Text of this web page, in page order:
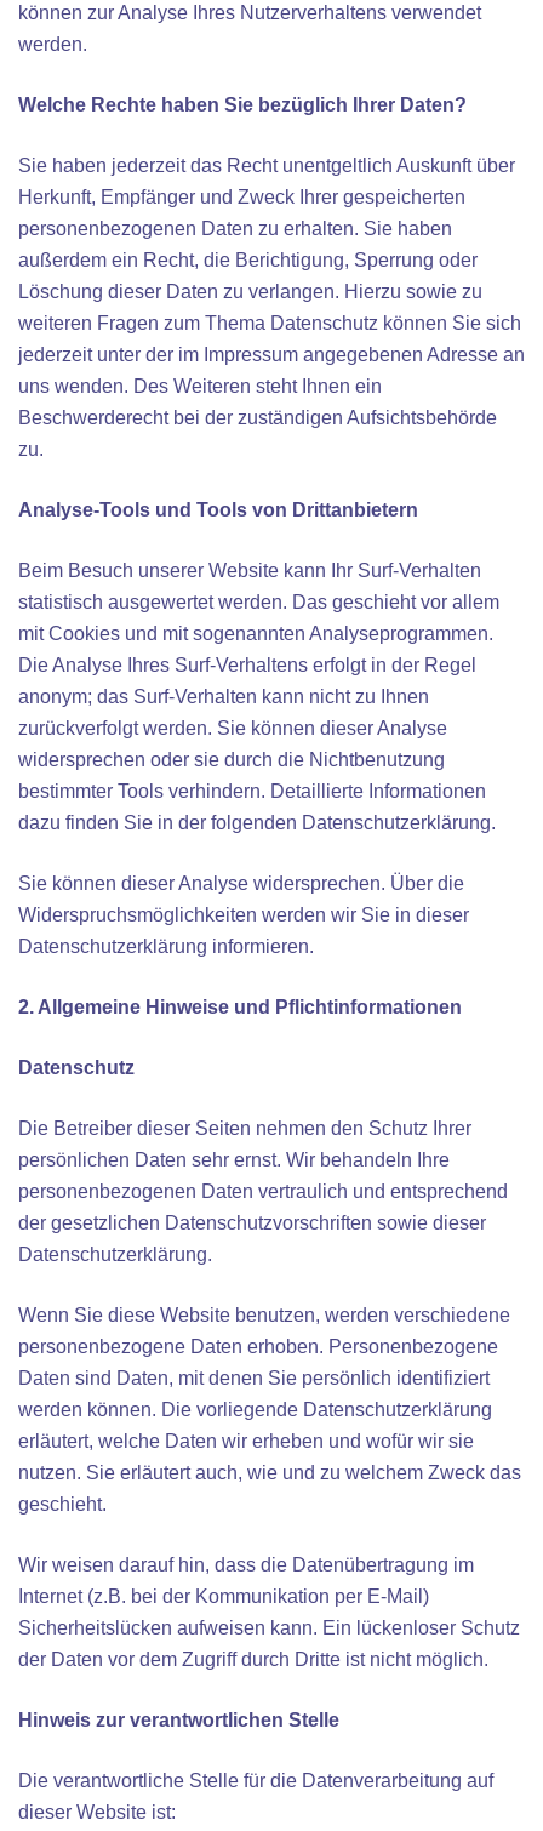
können zur Analyse Ihres Nutzerverhaltens verwendet
werden.
Welche Rechte haben Sie bezüglich Ihrer Daten?
Sie haben jederzeit das Recht unentgeltlich Auskunft über
Herkunft, Empfänger und Zweck Ihrer gespeicherten
personenbezogenen Daten zu erhalten. Sie haben
außerdem ein Recht, die Berichtigung, Sperrung oder
Löschung dieser Daten zu verlangen. Hierzu sowie zu
weiteren Fragen zum Thema Datenschutz können Sie sich
jederzeit unter der im Impressum angegebenen Adresse an
uns wenden. Des Weiteren steht Ihnen ein
Beschwerderecht bei der zuständigen Aufsichtsbehörde
zu.
Analyse-Tools und Tools von Drittanbietern
Beim Besuch unserer Website kann Ihr Surf-Verhalten
statistisch ausgewertet werden. Das geschieht vor allem
mit Cookies und mit sogenannten Analyseprogrammen.
Die Analyse Ihres Surf-Verhaltens erfolgt in der Regel
anonym; das Surf-Verhalten kann nicht zu Ihnen
zurückverfolgt werden. Sie können dieser Analyse
widersprechen oder sie durch die Nichtbenutzung
bestimmter Tools verhindern. Detaillierte Informationen
dazu finden Sie in der folgenden Datenschutzerklärung.
Sie können dieser Analyse widersprechen. Über die
Widerspruchsmöglichkeiten werden wir Sie in dieser
Datenschutzerklärung informieren.
2. Allgemeine Hinweise und Pflichtinformationen
Datenschutz
Die Betreiber dieser Seiten nehmen den Schutz Ihrer
persönlichen Daten sehr ernst. Wir behandeln Ihre
personenbezogenen Daten vertraulich und entsprechend
der gesetzlichen Datenschutzvorschriften sowie dieser
Datenschutzerklärung.
Wenn Sie diese Website benutzen, werden verschiedene
personenbezogene Daten erhoben. Personenbezogene
Daten sind Daten, mit denen Sie persönlich identifiziert
werden können. Die vorliegende Datenschutzerklärung
erläutert, welche Daten wir erheben und wofür wir sie
nutzen. Sie erläutert auch, wie und zu welchem Zweck das
geschieht.
Wir weisen darauf hin, dass die Datenübertragung im
Internet (z.B. bei der Kommunikation per E-Mail)
Sicherheitslücken aufweisen kann. Ein lückenloser Schutz
der Daten vor dem Zugriff durch Dritte ist nicht möglich.
Hinweis zur verantwortlichen Stelle
Die verantwortliche Stelle für die Datenverarbeitung auf
dieser Website ist: